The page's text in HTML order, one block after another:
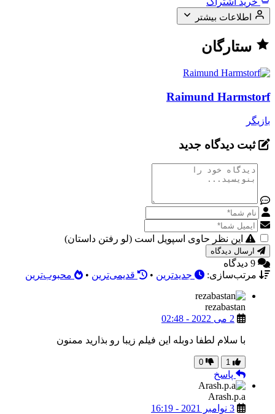
اطلاعات بیشتر
ستارگان
Raimund Harmstorf
بازیگر
ثبت دیدگاه جدید
این نظر حاوی اسپویل است (لو رفتن داستان)
9 دیدگاه
مرتب‌سازی:
جدیدترین • قدیمی‌ترین • محبوب‌ترین
rezabastan
2 می 2022 - 02:48
با سلام لطفا دوبله این فیلم زیبا رو بذارید ممنون
1
0
پاسخ
Arash.p.a
3 نوامبر 2021 - 16:19